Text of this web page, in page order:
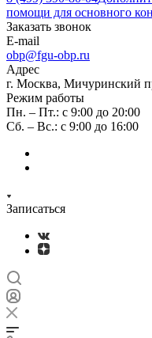
помощи для основного
Заказать звонок
E-mail
obp@fgu-obp.ru
Адрес
г. Москва, Мичуринский
Режим работы
Пн. – Пт.: с 9:00 до 20:00
Сб. – Вс.: с 9:00 до 16:00
Записаться